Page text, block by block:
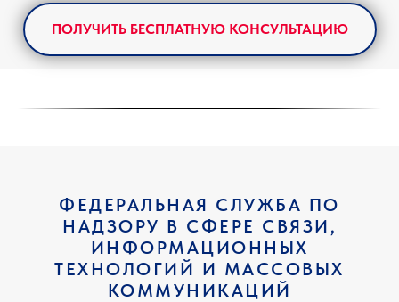
ПОЛУЧИТЬ БЕСПЛАТНУЮ КОНСУЛЬТАЦИЮ
ФЕДЕРАЛЬНАЯ СЛУЖБА ПО
НАДЗОРУ В СФЕРЕ СВЯЗИ,
ИНФОРМАЦИОННЫХ
ТЕХНОЛОГИЙ И МАССОВЫХ
КОММУНИКАЦИЙ